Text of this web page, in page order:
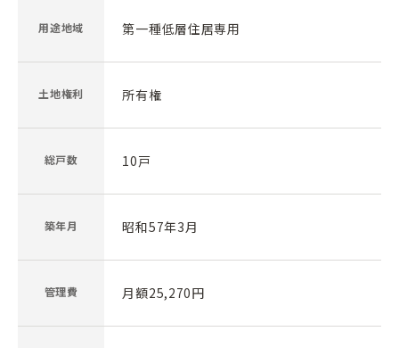
用途地域 第一種低層住居専用
土地権利 所有権
総戸数 10戸
築年月 昭和57年3月
管理費 月額25,270円